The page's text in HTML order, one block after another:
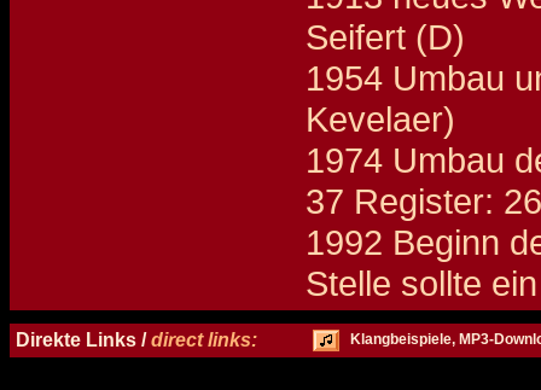
Seifert (D)
1954 Umbau
Kevelaer)
1974 Umbau
37 Register:
1992 Beginn
Stelle sollte
Direkte Links /direct links: Klangbeispiele, MP3-